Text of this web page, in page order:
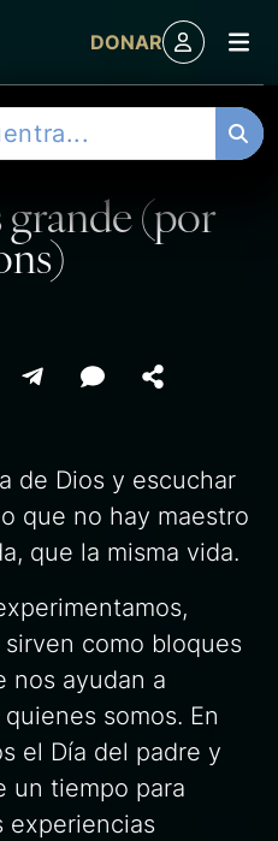
DONAR
(por
de Dios y escuchar
que no hay maestro
que la misma vida.
como bloques
nos ayudan a
somos. En
el Día del padre y
un tiempo para
experiencias